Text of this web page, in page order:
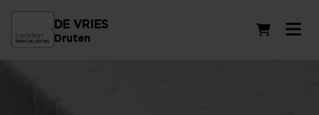
DE VRIES
Druten